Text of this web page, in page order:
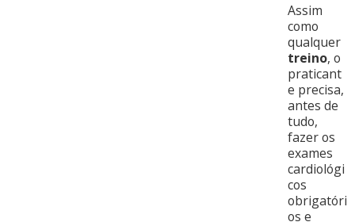
Assim
como
qualquer
treino, o
praticant
e precisa,
antes de
tudo,
fazer os
exames
cardiológi
cos
obrigatóri
os e